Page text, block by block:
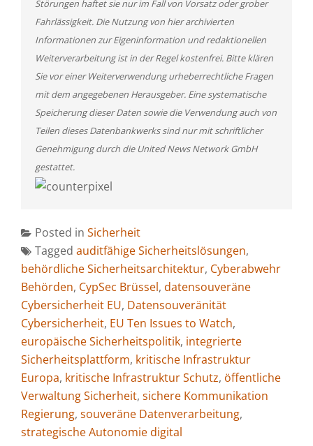
Störungen haftet sie nur im Fall von Vorsatz oder grober
Fahrlässigkeit. Die Nutzung von hier archivierten
Informationen zur Eigeninformation und redaktionellen
Weiterverarbeitung ist in der Regel kostenfrei. Bitte klären
Sie vor einer Weiterverwendung urheberrechtliche Fragen
mit dem angegebenen Herausgeber. Eine systematische
Speicherung dieser Daten sowie die Verwendung auch von
Teilen dieses Datenbankwerks sind nur mit schriftlicher
Genehmigung durch die United News Network GmbH
gestattet.
Posted in Sicherheit
Tagged auditfähige Sicherheitslösungen,
behördliche Sicherheitsarchitektur, Cyberabwehr
Behörden, CypSec Brüssel, datensouveräne
Cybersicherheit EU, Datensouveränität
Cybersicherheit, EU Ten Issues to Watch,
europäische Sicherheitspolitik, integrierte
Sicherheitsplattform, kritische Infrastruktur
Europa, kritische Infrastruktur Schutz, öffentliche
Verwaltung Sicherheit, sichere Kommunikation
Regierung, souveräne Datenverarbeitung,
strategische Autonomie digital